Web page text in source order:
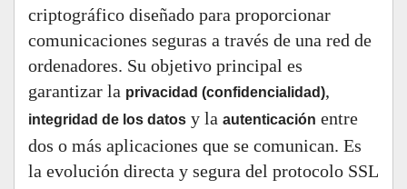
criptográfico diseñado para proporcionar
comunicaciones seguras a través de una red de
ordenadores. Su objetivo principal es
garantizar la privacidad (confidencialidad),
integridad de los datos y la autenticación entre
dos o más aplicaciones que se comunican. Es
la evolución directa y segura del protocolo SSL